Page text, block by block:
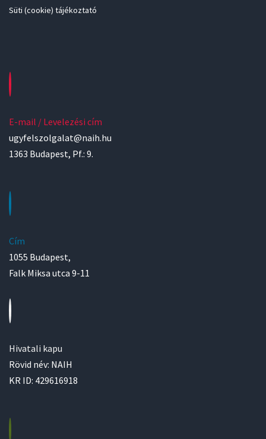
Süti (cookie) tájékoztató
E-mail / Levelezési cím
ugyfelszolgalat@naih.hu
1363 Budapest, Pf.: 9.
Cím
1055 Budapest,
Falk Miksa utca 9-11
Hivatali kapu
Rövid név: NAIH
KR ID: 429616918